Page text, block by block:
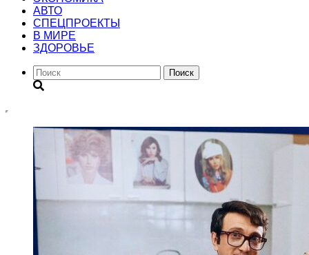
АВТО
СПЕЦПРОЕКТЫ
В МИРЕ
ЗДОРОВЬЕ
Поиск